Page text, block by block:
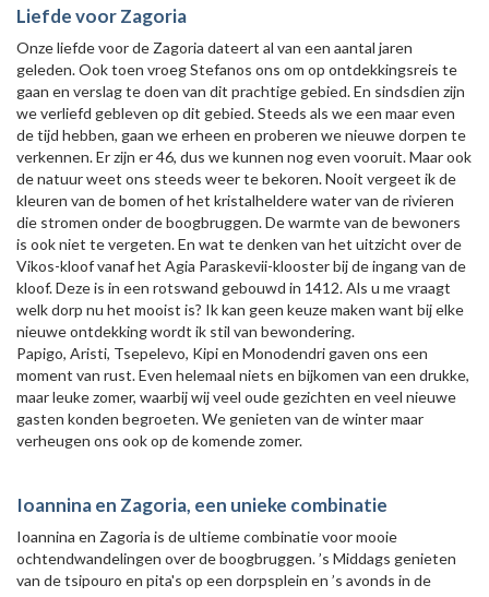
Liefde voor Zagoria
Onze liefde voor de Zagoria dateert al van een aantal jaren
geleden. Ook toen vroeg Stefanos ons om op ontdekkingsreis te
gaan en verslag te doen van dit prachtige gebied. En sindsdien zijn
we verliefd gebleven op dit gebied. Steeds als we een maar even
de tijd hebben, gaan we erheen en proberen we nieuwe dorpen te
verkennen. Er zijn er 46, dus we kunnen nog even vooruit. Maar ook
de natuur weet ons steeds weer te bekoren. Nooit vergeet ik de
kleuren van de bomen of het kristalheldere water van de rivieren
die stromen onder de boogbruggen. De warmte van de bewoners
is ook niet te vergeten. En wat te denken van het uitzicht over de
Vikos-kloof vanaf het Agia Paraskevii-klooster bij de ingang van de
kloof. Deze is in een rotswand gebouwd in 1412. Als u me vraagt
welk dorp nu het mooist is? Ik kan geen keuze maken want bij elke
nieuwe ontdekking wordt ik stil van bewondering.
Papigo, Aristi, Tsepelevo, Kipi en Monodendri gaven ons een
moment van rust. Even helemaal niets en bijkomen van een drukke,
maar leuke zomer, waarbij wij veel oude gezichten en veel nieuwe
gasten konden begroeten. We genieten van de winter maar
verheugen ons ook op de komende zomer.
Ioannina en Zagoria, een unieke combinatie
Ioannina en Zagoria is de ultieme combinatie voor mooie
ochtendwandelingen over de boogbruggen. ’s Middags genieten
van de tsipouro en pita's op een dorpsplein en ’s avonds in de